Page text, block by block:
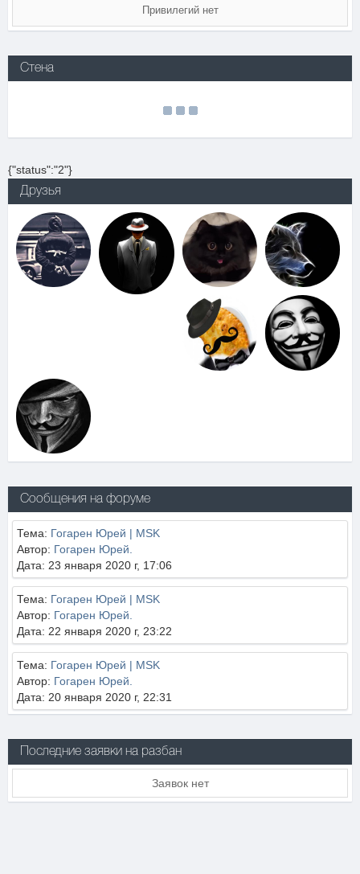
Привилегий нет
Стена
{"status":"2"}
Друзья
Сообщения на форуме
Тема: Гогарен Юрей | MSK
Автор: Гогарен Юрей.
Дата: 23 января 2020 г, 17:06
Тема: Гогарен Юрей | MSK
Автор: Гогарен Юрей.
Дата: 22 января 2020 г, 23:22
Тема: Гогарен Юрей | MSK
Автор: Гогарен Юрей.
Дата: 20 января 2020 г, 22:31
Последние заявки на разбан
Заявок нет